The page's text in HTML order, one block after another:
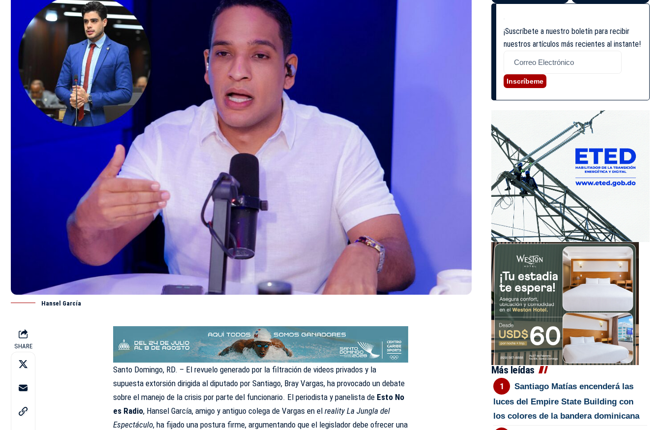
Hansel García
SHARE
Santo Domingo, RD. – El revuelo generado por la filtración de videos privados y la
supuesta extorsión dirigida al diputado por Santiago, Bray Vargas, ha provocado un debate
sobre el manejo de la crisis por parte del funcionario. El periodista y panelista de Esto No
es Radio, Hansel García, amigo y antiguo colega de Vargas en elreality La Jungla del
Espectáculo, ha fijado una postura firme, argumentando que el legislador debe ofrecer una
¡Suscríbete a nuestro boletín para recibir
nuestros artículos más recientes al instante!
Inscríbeme
Más leídas
Santiago Matías encenderá las
luces del Empire State Building con
los colores de la bandera dominicana